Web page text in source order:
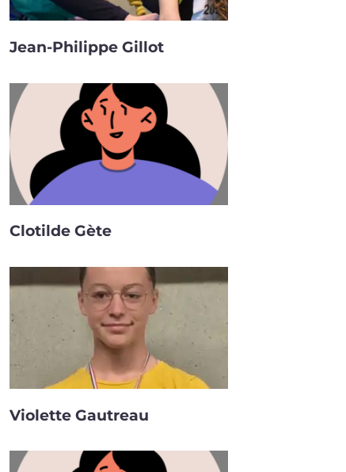
Jean-Philippe Gillot
Clotilde Gète
Violette Gautreau